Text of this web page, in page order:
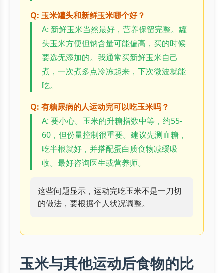
Q: 玉米罐头和新鲜玉米哪个好？
A: 新鲜玉米当然最好，营养保留完整。罐
头玉米方便但钠含量可能偏高，买的时候
要选无添加的。我通常买新鲜玉米自己
煮，一次煮多点冷冻起来，下次微波就能
吃。
Q: 有糖尿病的人运动完可以吃玉米吗？
A: 要小心。玉米的升糖指数中等，约55-
60，但份量控制很重要。建议先测血糖，
吃半根就好，并搭配蛋白质食物减缓吸
收。最好咨询医生或营养师。
这些问题显示，运动完吃玉米不是一刀切
的做法，要根据个人状况调整。
玉米与其他运动后食物的比